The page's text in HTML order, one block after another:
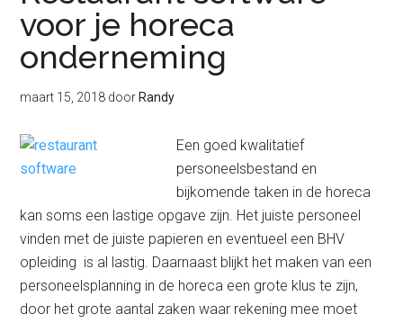
voor je horeca
onderneming
maart 15, 2018 door Randy
Een goed kwalitatief
personeelsbestand en
bijkomende taken in de horeca
kan soms een lastige opgave zijn. Het juiste personeel
vinden met de juiste papieren en eventueel een BHV
opleiding is al lastig. Daarnaast blijkt het maken van een
personeelsplanning in de horeca een grote klus te zijn,
door het grote aantal zaken waar rekening mee moet